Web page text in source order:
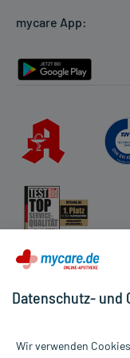
Rückgabe/Widerruf
mycare App:
Datenschutz- und
Wir verwenden